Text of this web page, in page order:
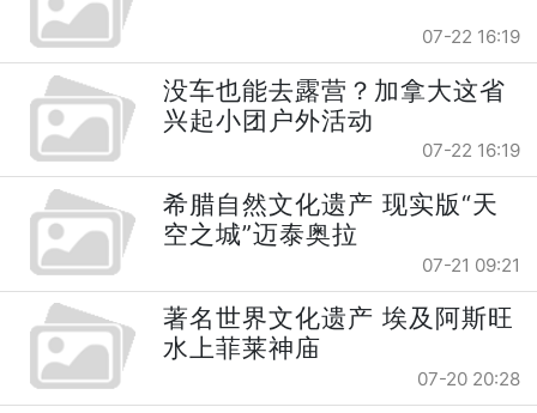
07-22 16:19
没车也能去露营？加拿大这省
兴起小团户外活动
07-22 16:19
希腊自然文化遗产 现实版“天
空之城”迈泰奥拉
07-21 09:21
著名世界文化遗产 埃及阿斯旺
水上菲莱神庙
07-20 20:28